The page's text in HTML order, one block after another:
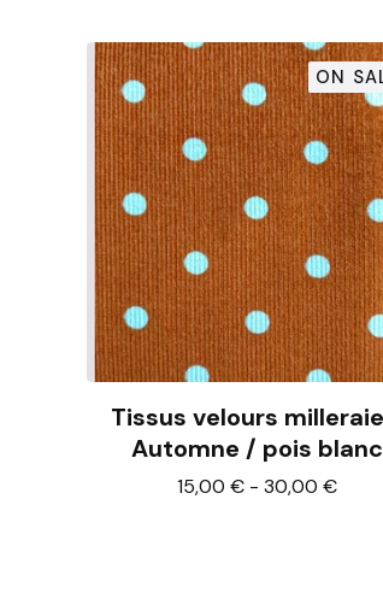
ON
Tissus velours
Automne / pois blanc
15,00 €- 30,00 €